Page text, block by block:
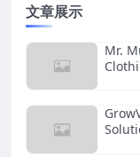
文章展示
Mr.